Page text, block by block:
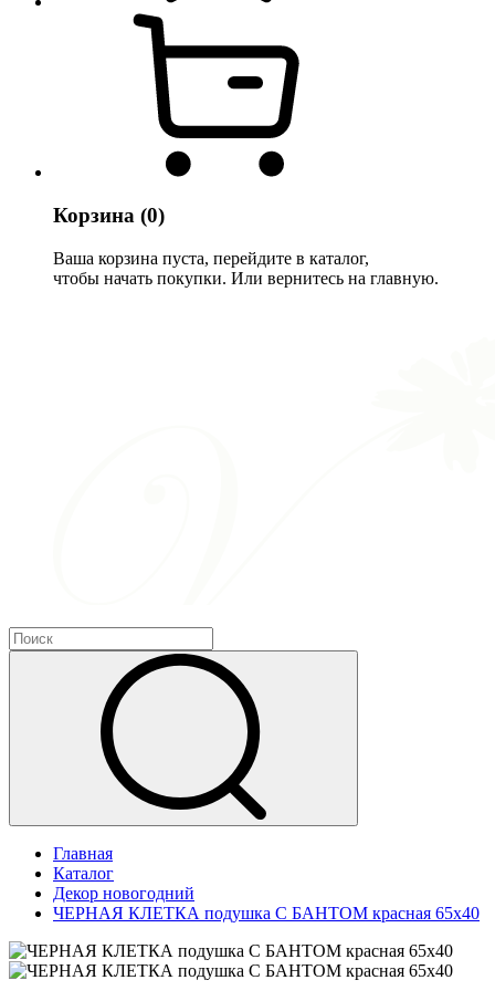
Корзина (0)
Ваша корзина пуста, перейдите в каталог,
чтобы начать покупки. Или вернитесь на главную.
Главная
Каталог
Декор новогодний
ЧЕРНАЯ КЛЕТКА подушка С БАНТОМ красная 65х40